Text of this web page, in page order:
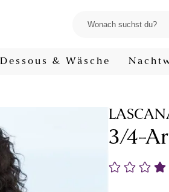
Dessous & Wäsche
3/4-